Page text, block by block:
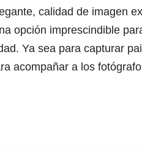
calidad de imagen
opción imprescindible
Ya sea para capturar
acompañar a los